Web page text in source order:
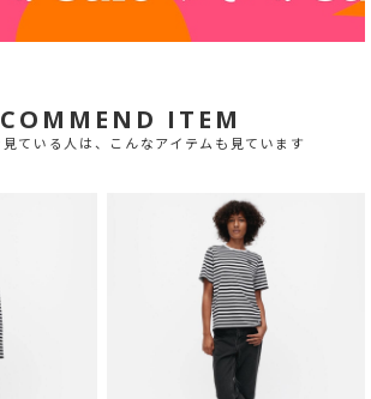
ITEM
ている人は、こんなアイテムも見ています